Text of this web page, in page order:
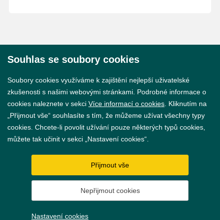
GDPR
Nastavení cookies
Souhlas se soubory cookies
Soubory cookies využíváme k zajištění nejlepší uživatelské
zkušenosti s našimi webovými stránkami. Podrobné informace o
cookies naleznete v sekci Více informací o cookies . Kliknutím na
„Přijmout vše“ souhlasíte s tím, že můžeme užívat všechny typy
cookies. Chcete-li povolit užívání pouze některých typů cookies,
můžete tak učinit v sekci „Nastavení cookies“.
Přijmout vše
Nepřijmout cookies
Nastavení cookies